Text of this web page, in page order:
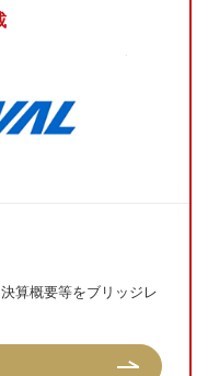
算概要等をブリッジレ